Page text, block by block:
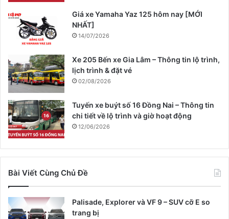
Giá xe Yamaha Yaz 125 hôm nay [MỚI
NHẤT]
14/07/2026
Xe 205 Bến xe Gia Lâm – Thông tin lộ trình,
lịch trình & đặt vé
02/08/2026
Tuyến xe buýt số 16 Đồng Nai – Thông tin
chi tiết về lộ trình và giờ hoạt động
12/06/2026
Bài Viết Cùng Chủ Đề
Palisade, Explorer và VF 9 – SUV cỡ E so
trang bị